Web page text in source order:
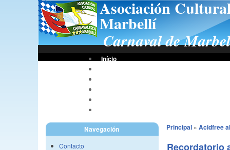
Asociación
Marbellí
Carnaval de
Início
Navegación
Contacto
Principal» Acidfree
Recordatorio